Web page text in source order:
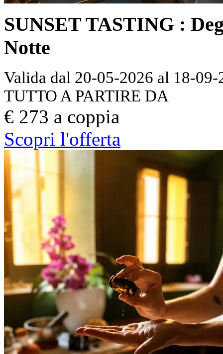
SUNSET TASTING :
Notte
Valida dal 20-05-2026 al 18-09-
TUTTO A PARTIRE DA
€ 273 a coppia
Scopri l'offerta